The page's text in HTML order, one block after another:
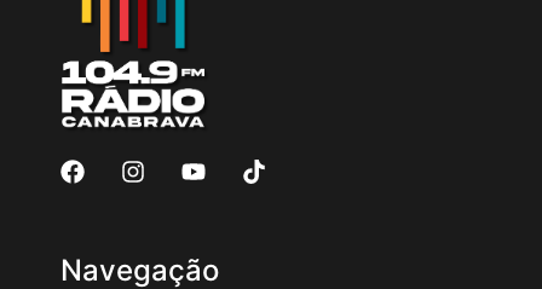
Navegação